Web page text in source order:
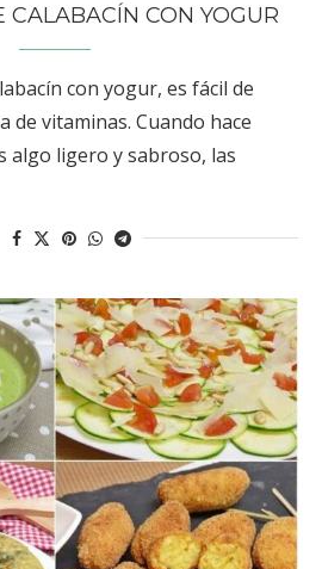
CALABACÍN CON YOGUR
con yogur, es fácil de
de vitaminas. Cuando hace
algo ligero y sabroso, las